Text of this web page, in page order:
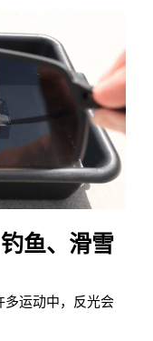
鱼、滑雪
多运动中，反光会